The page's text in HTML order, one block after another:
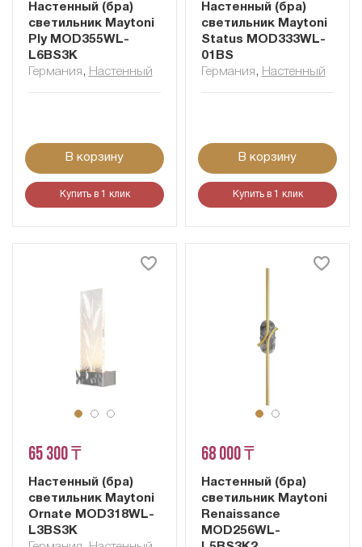
Настенный (бра)
светильник Maytoni
Ply MOD355WL-
L6BS3K
Германия , Настенный
В корзину
Купить в 1 клик
Настенный (бра)
светильник Maytoni
Status MOD333WL-
01BS
Германия , Настенный
В корзину
Купить в 1 клик
65 300 ₸
Настенный (бра)
светильник Maytoni
Ornate MOD318WL-
L3BS3K
68 000 ₸
Настенный (бра)
светильник Maytoni
Renaissance
MOD256WL-